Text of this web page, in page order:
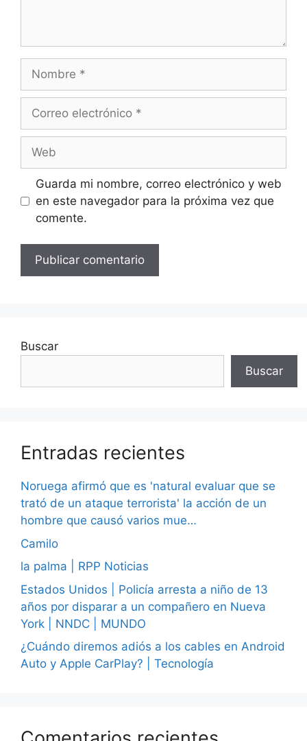
electrónico
Guarda mi nombre, correo electrónico y web
en este navegador para la próxima vez que
comente.
Buscar
Buscar
Entradas recientes
Noruega afirmó que es 'natural evaluar que se
trató de un ataque terrorista' la acción de un
hombre que causó varios mue…
Camilo
la palma | RPP Noticias
Estados Unidos | Policía arresta a niño de 13
años por disparar a un compañero en Nueva
York | NNDC | MUNDO
¿Cuándo diremos adiós a los cables en Android
Auto y Apple CarPlay? | Tecnología